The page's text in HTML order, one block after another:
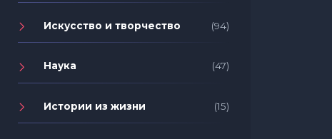
Искусство и творчество (94)
Наука (47)
Истории из жизни (15)